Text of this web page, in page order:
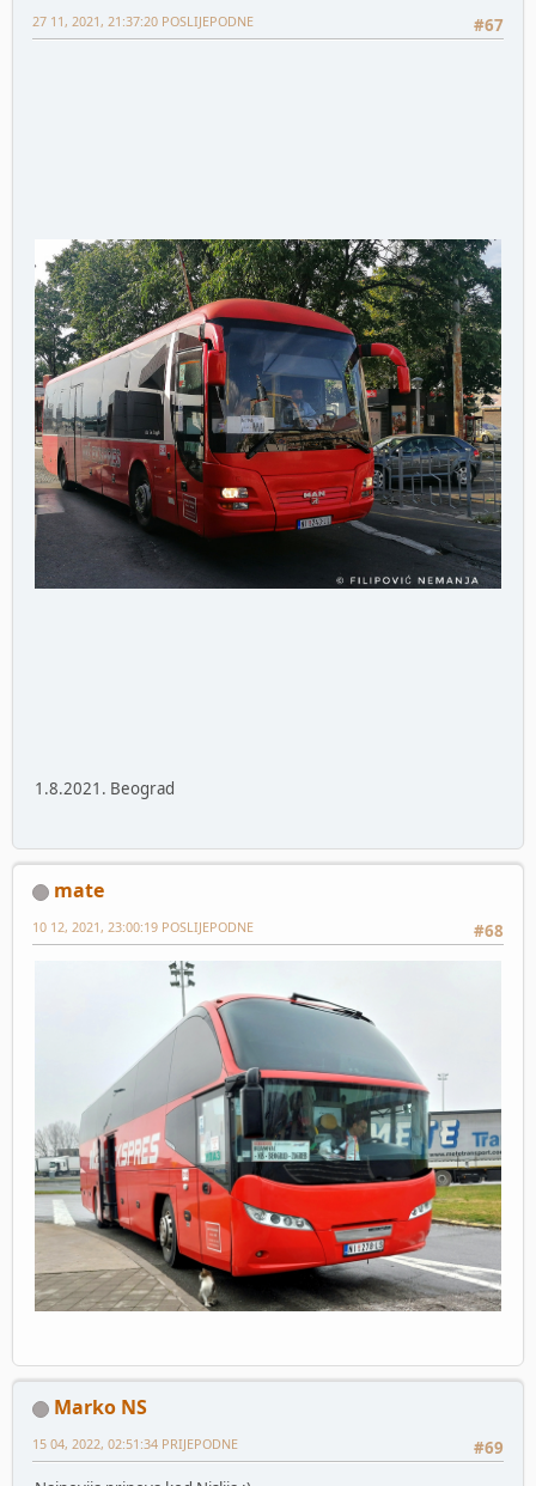
#67
27 11, 2021, 21:37:20 POSLIJEPODNE
1.8.2021. Beograd
mate
#68
10 12, 2021, 23:00:19 POSLIJEPODNE
Marko NS
#69
15 04, 2022, 02:51:34 PRIJEPODNE